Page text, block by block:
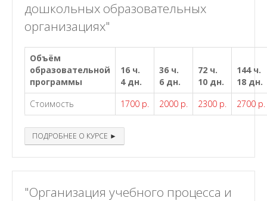
дошкольных образовательных
организациях"
Объём
образовательной
программы
16 ч.
4 дн.
36 ч.
6 дн.
72 ч.
10 дн.
144 ч.
18 дн.
Стоимость
1700 р. 2000 р. 2300 р. 2700 р.
ПОДРОБНЕЕ О КУРСЕ ►
"Организация учебного процесса и